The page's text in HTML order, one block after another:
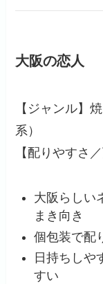
大阪の恋人
【ジャンル】
系）
【配りやす
大阪らしい
まき向き
個包装で配
日持ちしや
すい